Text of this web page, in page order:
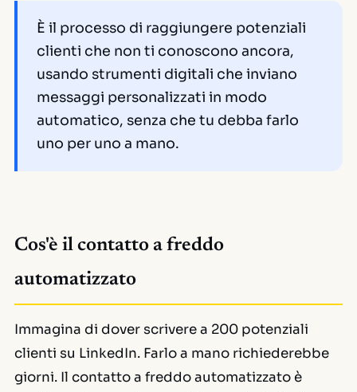
È il processo di raggiungere potenziali
clienti che non ti conoscono ancora,
usando strumenti digitali che inviano
messaggi personalizzati in modo
automatico, senza che tu debba farlo
uno per uno a mano.
Cos'è il contatto a freddo
automatizzato
Immagina di dover scrivere a 200 potenziali
clienti su LinkedIn. Farlo a mano richiederebbe
giorni. Il contatto a freddo automatizzato è